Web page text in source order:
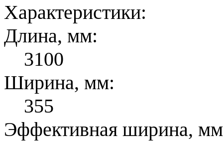
Характеристики:
Длина, мм:
3100
Ширина, мм:
355
Эффективная ширина,